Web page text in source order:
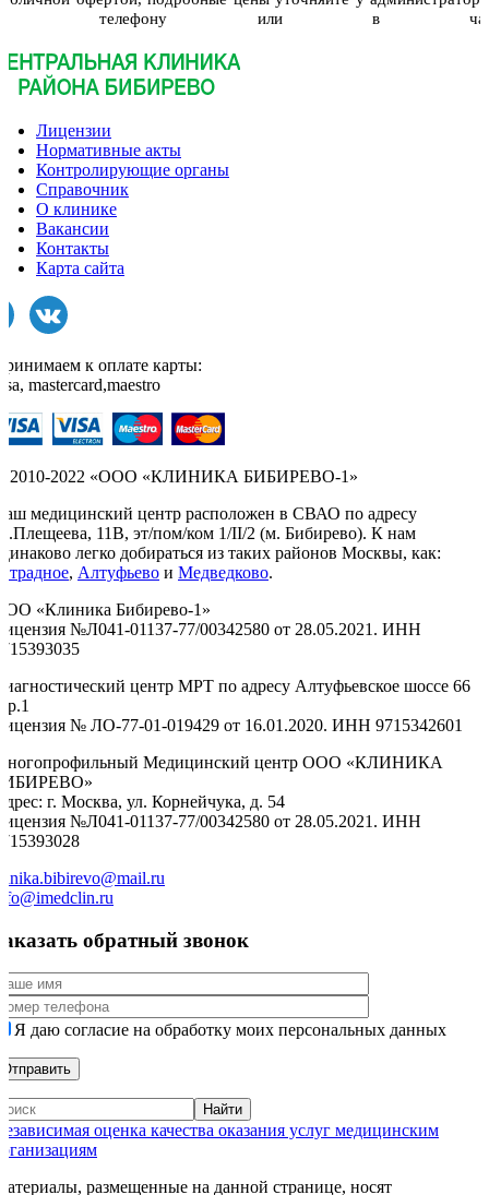
телефону или в
Лицензии
Нормативные акты
Контролирующие органы
Справочник
О клинике
Вакансии
Контакты
Карта сайта
к оплате карты:
mastercard,maestro
2010-2022 «ООО «КЛИНИКА БИБИРЕВО-1»
медицинский центр расположен в СВАО по адресу
11В, эт/пом/ком 1/II/2 (м. Бибирево). К нам
легко добираться из таких районов Москвы, как:
, Алтуфьево и Медведково.
«Клиника Бибирево-1»
№Л041-01137-77/00342580 от 28.05.2021. ИНН
центр МРТ по адресу Алтуфьевское шоссе 66
№ ЛО-77-01-019429 от 16.01.2020. ИНН 9715342601
Медицинский центр ООО «КЛИНИКА
г. Москва, ул. Корнейчука, д. 54
№Л041-01137-77/00342580 от 28.05.2021. ИНН
обратный звонок
Я даю согласие на обработку моих персональных данных
оценка качества оказания услуг медицинским
размещенные на данной странице, носят